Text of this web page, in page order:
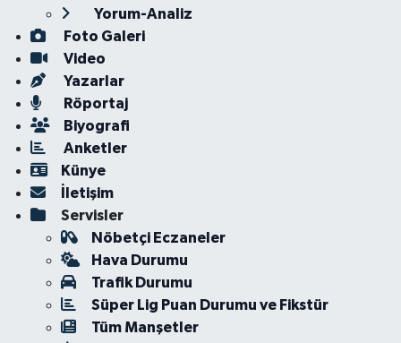
Yorum-Analiz
Foto Galeri
Video
Yazarlar
Röportaj
Biyografi
Anketler
Künye
İletişim
Servisler
Nöbetçi Eczaneler
Hava Durumu
Trafik Durumu
Süper Lig Puan Durumu ve Fikstür
Tüm Manşetler